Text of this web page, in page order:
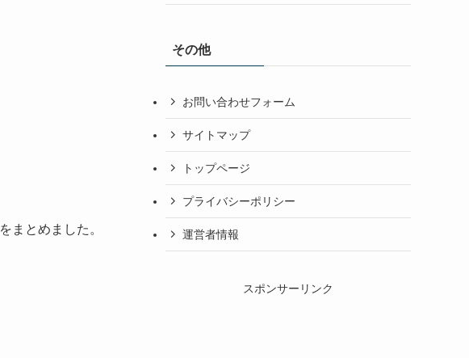
をまとめました。
その他
お問い合わせフォーム
サイトマップ
トップページ
プライバシーポリシー
運営者情報
スポンサーリンク